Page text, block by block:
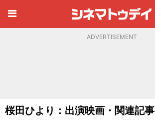
ADVERTISEMENT
桜田ひより：出演映画・関連記事